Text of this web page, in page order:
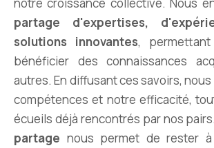
partage d'expertises,
solutions innovantes,
bénéficier des connaissances
autres. En diffusant ces savoirs,
compétences et notre efficacité,
écueils déjà rencontrés par nos pairs.
partage nous permet de rester